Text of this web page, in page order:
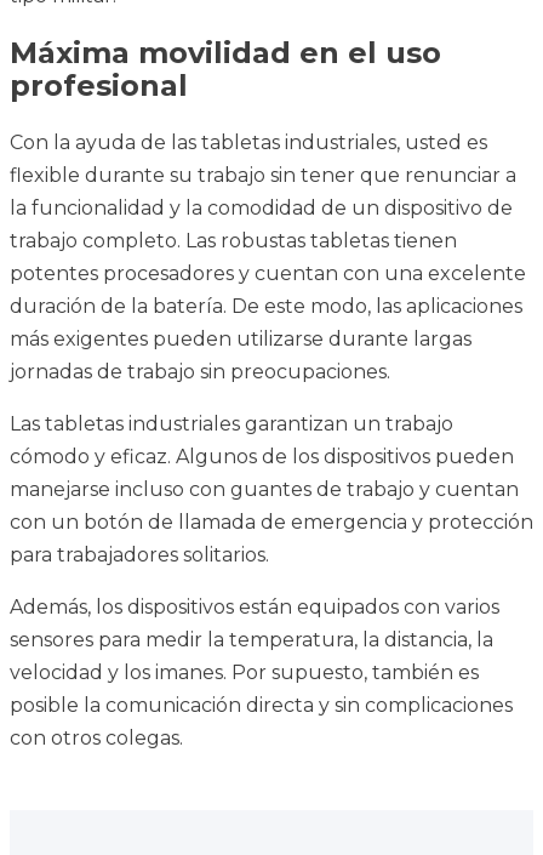
Máxima movilidad en el uso
profesional
Con la ayuda de las tabletas industriales, usted es
flexible durante su trabajo sin tener que renunciar a
la funcionalidad y la comodidad de un dispositivo de
trabajo completo. Las robustas tabletas tienen
potentes procesadores y cuentan con una excelente
duración de la batería. De este modo, las aplicaciones
más exigentes pueden utilizarse durante largas
jornadas de trabajo sin preocupaciones.
Las tabletas industriales garantizan un trabajo
cómodo y eficaz. Algunos de los dispositivos pueden
manejarse incluso con guantes de trabajo y cuentan
con un botón de llamada de emergencia y protección
para trabajadores solitarios.
Además, los dispositivos están equipados con varios
sensores para medir la temperatura, la distancia, la
velocidad y los imanes. Por supuesto, también es
posible la comunicación directa y sin complicaciones
con otros colegas.